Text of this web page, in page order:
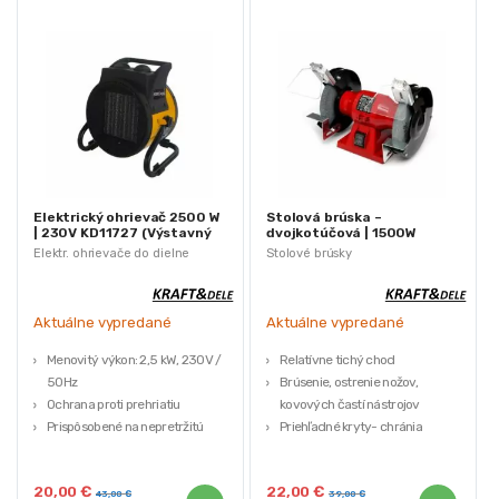
Elektr. ohrievače do dielne
Elektrický ohrievač 2500 W
| 230V KD11727 (Výstavný
kus)
Aktuálne vypredané
Menovitý výkon: 2,5 kW, 230V /
50Hz
Ochrana proti prehriatiu
Prispôsobené na nepretržitú
bez vetrania
20,00€ 43,00€
Stolové brúsky
Stolová brúska –
dvojkotúčová | 1500W
(Výstavný kus)
Aktuálne vypredané
Relatívne tichý chod
Brúsenie, ostrenie nožov,
kovových častí nástrojov
Priehľadné kryty- chránia
Využite príležitosť a získajte kvalitné
22,00€ 39,00€